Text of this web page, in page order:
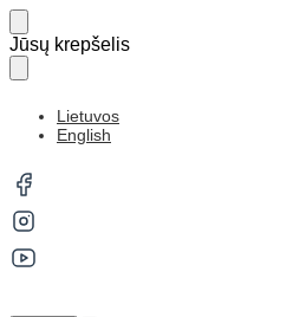
Jūsų krepšelis
Lietuvos
English